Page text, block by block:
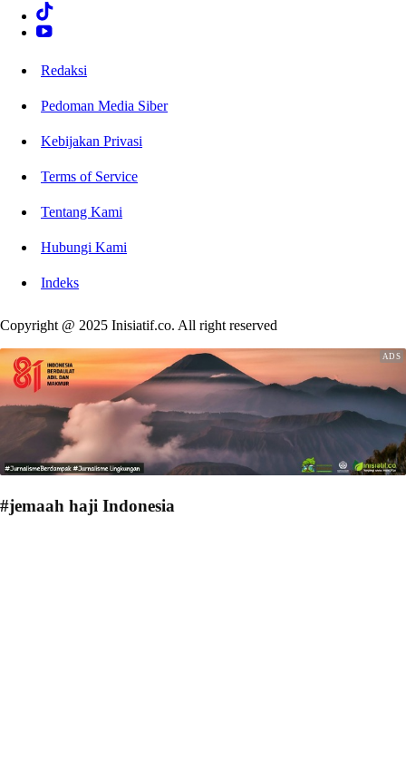
Redaksi
Pedoman Media Siber
Kebijakan Privasi
Terms of Service
Tentang Kami
Hubungi Kami
Indeks
Copyright @ 2025 Inisiatif.co. All right reserved
#jemaah haji Indonesia